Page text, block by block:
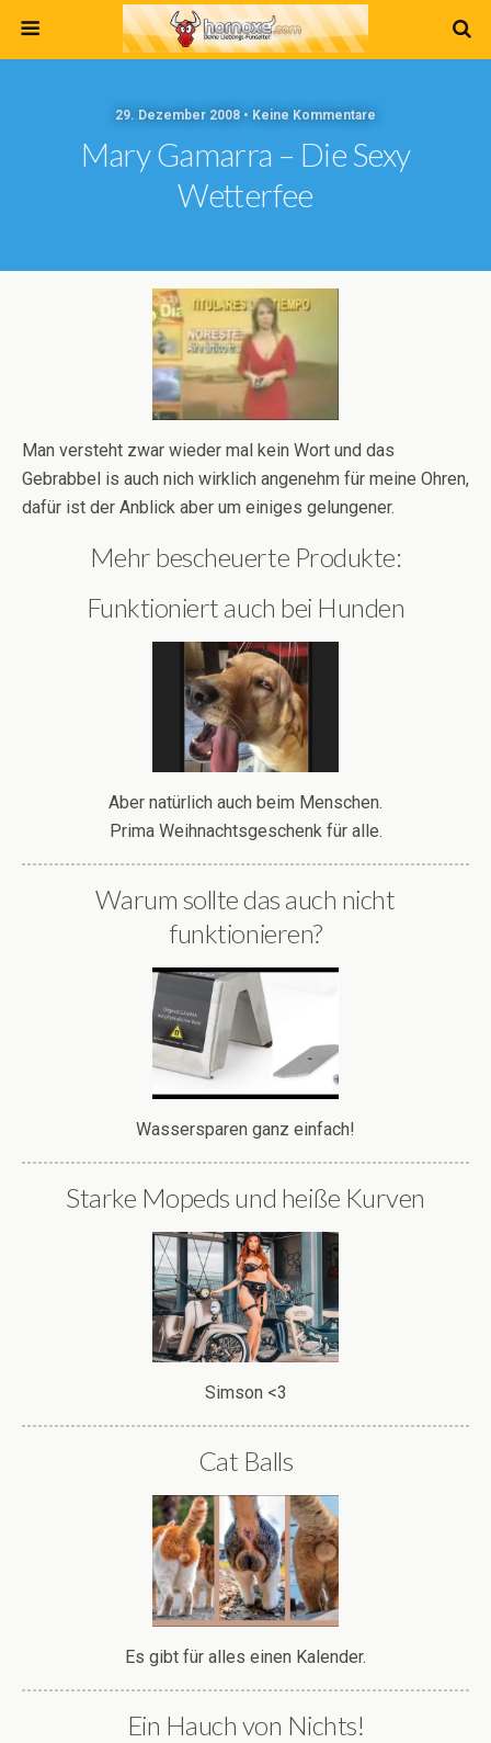
29. Dezember 2008 • Keine Kommentare
Mary Gamarra – Die Sexy
Wetterfee
Man versteht zwar wieder mal kein Wort und das
Gebrabbel is auch nich wirklich angenehm für meine Ohren,
dafür ist der Anblick aber um einiges gelungener.
Mehr bescheuerte Produkte:
Funktioniert auch bei Hunden
Aber natürlich auch beim Menschen.
Prima Weihnachtsgeschenk für alle.
Warum sollte das auch nicht
funktionieren?
Wassersparen ganz einfach!
Starke Mopeds und heiße Kurven
Simson <3
Cat Balls
Es gibt für alles einen Kalender.
Ein Hauch von Nichts!